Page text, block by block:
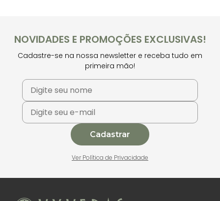
NOVIDADES E PROMOÇÕES EXCLUSIVAS!
Cadastre-se na nossa newsletter e receba tudo em
primeira mão!
Cadastrar
Ver Política de Privacidade